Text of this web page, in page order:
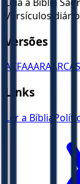
Versículos
Versões
ACFAAARA ARC
Links
Ler a Bíblia